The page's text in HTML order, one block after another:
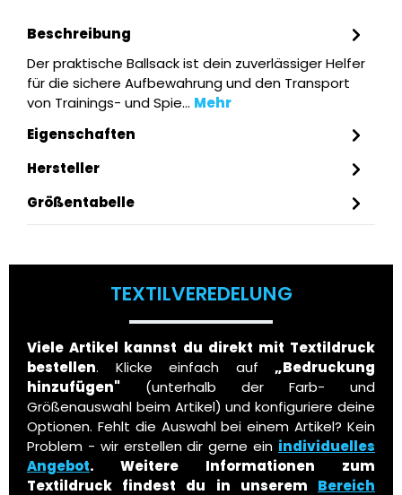
Beschreibung
Der praktische Ballsack ist dein zuverlässiger Helfer
für die sichere Aufbewahrung und den Transport
von Trainings- und Spie… Mehr
Eigenschaften
Hersteller
Größentabelle
TEXTILVEREDELUNG
Viele Artikel kannst du direkt mit Textildruck
bestellen. Klicke einfach auf „Bedruckung
hinzufügen" (unterhalb der Farb- und
Größenauswahl beim Artikel) und konfiguriere deine
Optionen. Fehlt die Auswahl bei einem Artikel? Kein
Problem - wir erstellen dir gerne ein individuelles
Angebot. Weitere Informationen zum
Textildruck findest du in unserem
Bereich